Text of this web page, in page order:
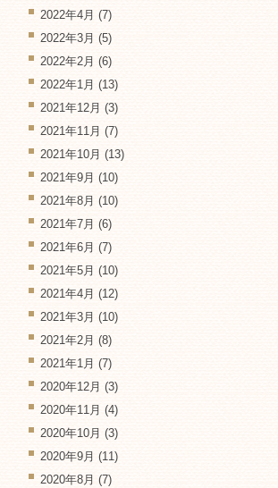
2022年4月 (7)
2022年3月 (5)
2022年2月 (6)
2022年1月 (13)
2021年12月 (3)
2021年11月 (7)
2021年10月 (13)
2021年9月 (10)
2021年8月 (10)
2021年7月 (6)
2021年6月 (7)
2021年5月 (10)
2021年4月 (12)
2021年3月 (10)
2021年2月 (8)
2021年1月 (7)
2020年12月 (3)
2020年11月 (4)
2020年10月 (3)
2020年9月 (11)
2020年8月 (7)